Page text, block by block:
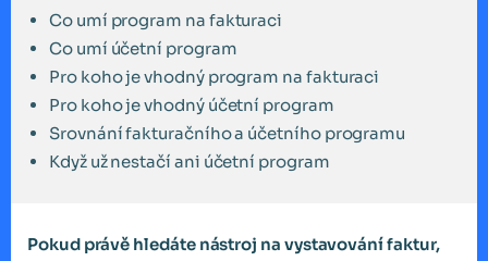
Co umí program na fakturaci
Co umí účetní program
Pro koho je vhodný program na fakturaci
Pro koho je vhodný účetní program
Srovnání fakturačního a účetního programu
Když už nestačí ani účetní program
Pokud právě hledáte nástroj na vystavování faktur,